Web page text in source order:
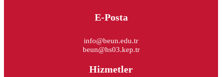
E-Posta
info@beun.edu.tr
beun@hs03.kep.tr
Hizmetler